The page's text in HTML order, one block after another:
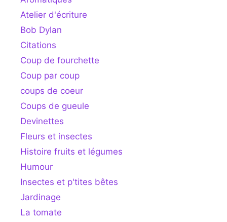
Atelier d'écriture
Bob Dylan
Citations
Coup de fourchette
Coup par coup
coups de coeur
Coups de gueule
Devinettes
Fleurs et insectes
Histoire fruits et légumes
Humour
Insectes et p'tites bêtes
Jardinage
La tomate